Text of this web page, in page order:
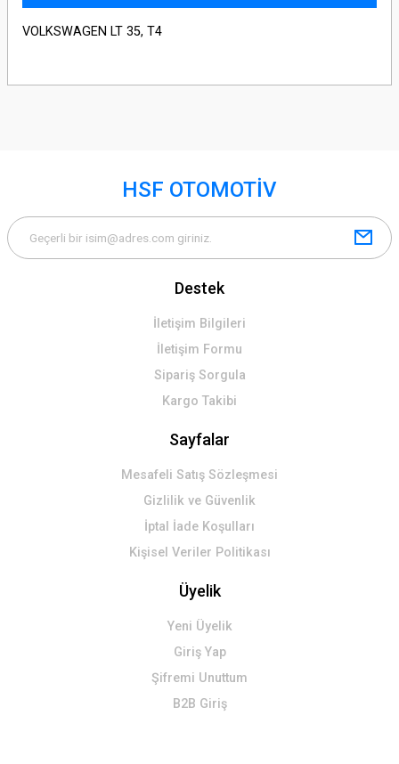
VOLKSWAGEN LT 35, T4
HSF OTOMOTİV
Destek
İletişim Bilgileri
İletişim Formu
Sipariş Sorgula
Kargo Takibi
Sayfalar
Mesafeli Satış Sözleşmesi
Gizlilik ve Güvenlik
İptal İade Koşulları
Kişisel Veriler Politikası
Üyelik
Yeni Üyelik
Giriş Yap
Şifremi Unuttum
B2B Giriş